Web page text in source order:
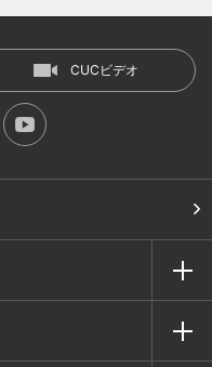
CUCビデオ